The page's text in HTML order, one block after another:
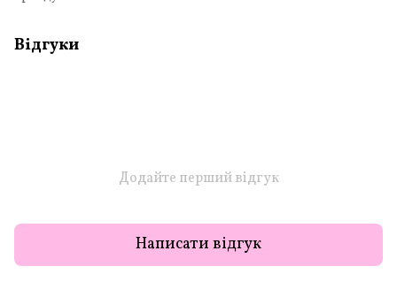
Відгуки
Додайте перший відгук
Написати відгук